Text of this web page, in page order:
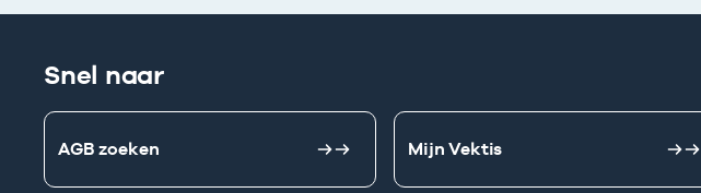
Snel naar
AGB zoeken Mijn Vektis